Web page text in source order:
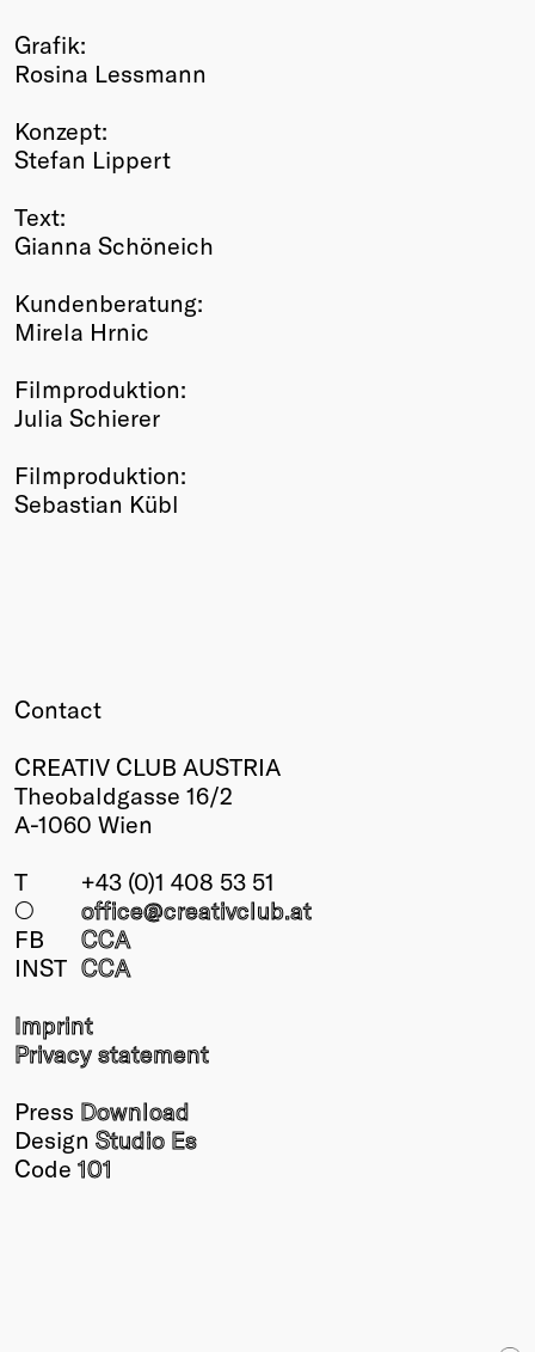
Grafik:
Rosina Lessmann
Konzept:
Stefan Lippert
Text:
Gianna Schöneich
Kundenberatung:
Mirela Hrnic
Filmproduktion:
Julia Schierer
Filmproduktion:
Sebastian Kübl
Contact
CREATIV CLUB AUSTRIA
Theobaldgasse 16/2
A-1060 Wien
T
+43 (0)1 408 53 51
○
office@creativclub.at
FB
CCA
INST CCA
Imprint
Privacy statement
Press Download
Design Studio Es
Code 101